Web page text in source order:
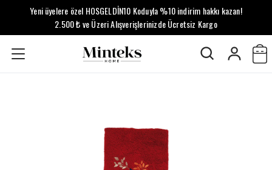
Yeni üyelere özel HOSGELDİN10 Koduyla %10 indirim hakkı kazan!
2.500 ₺ ve Üzeri Alışverişlerinizde Ücretsiz Kargo